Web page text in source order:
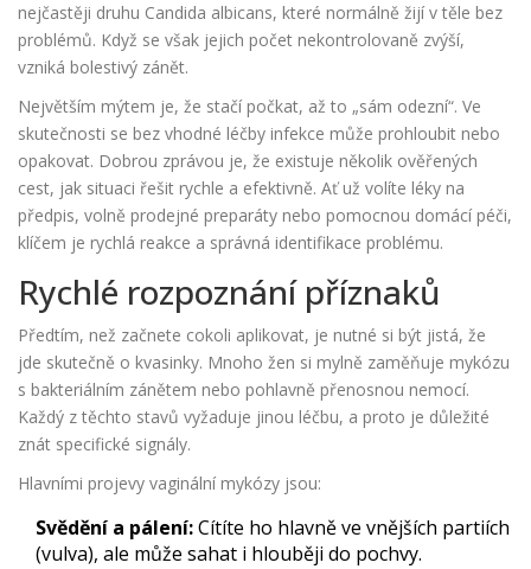
nejčastěji druhu Candida albicans, které normálně žijí v těle bez
problémů. Když se však jejich počet nekontrolovaně zvýší,
vzniká bolestivý zánět.
Největším mýtem je, že stačí počkat, až to „sám odezní“. Ve
skutečnosti se bez vhodné léčby infekce může prohloubit nebo
opakovat. Dobrou zprávou je, že existuje několik ověřených
cest, jak situaci řešit rychle a efektivně. Ať už volíte léky na
předpis, volně prodejné preparáty nebo pomocnou domácí péči,
klíčem je rychlá reakce a správná identifikace problému.
Rychlé rozpoznání příznaků
Předtím, než začnete cokoli aplikovat, je nutné si být jistá, že
jde skutečně o kvasinky. Mnoho žen si mylně zaměňuje mykózu
s bakteriálním zánětem nebo pohlavně přenosnou nemocí.
Každý z těchto stavů vyžaduje jinou léčbu, a proto je důležité
znát specifické signály.
Hlavními projevy vaginální mykózy jsou:
Svědění a pálení:Cítíte ho hlavně ve vnějších partiích
(vulva), ale může sahat i hlouběji do pochvy.